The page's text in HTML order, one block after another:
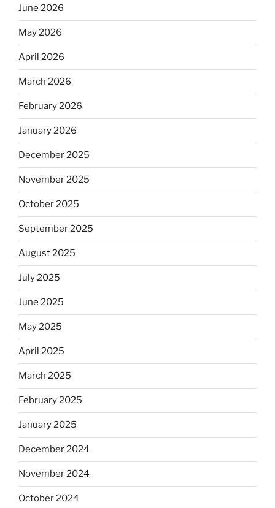
June 2026
May 2026
April 2026
March 2026
February 2026
January 2026
December 2025
November 2025
October 2025
September 2025
August 2025
July 2025
June 2025
May 2025
April 2025
March 2025
February 2025
January 2025
December 2024
November 2024
October 2024